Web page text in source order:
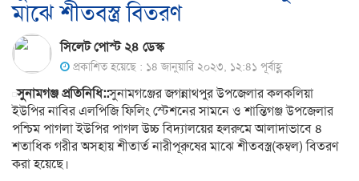
মাঝে শীতবস্ত্র বিতরণ
সিলেট পোস্ট ২৪ ডেস্ক
প্রকাশিত হয়েছে : ১৪ জানুয়ারি ২০২৩, ১২:৪১ পূর্বাহ্ণ
সুনামগঞ্জ প্রতিনিধি::সুনামগঞ্জের জগন্নাথপুর উপজেলার কলকলিয়া
ইউপির নাবির এলপিজি ফিলিং স্টেশনের সামনে ও শান্তিগঞ্জ উপজেলার
পশ্চিম পাগলা ইউপির পাগল উচ্চ বিদ্যালয়ের হলরুমে আলাদাভাবে ৪
শতাধিক গরীর অসহায় শীতার্ত নারীপূরুষের মাঝে শীতবস্ত্র(কম্বল) বিতরণ
করা হয়েছে।